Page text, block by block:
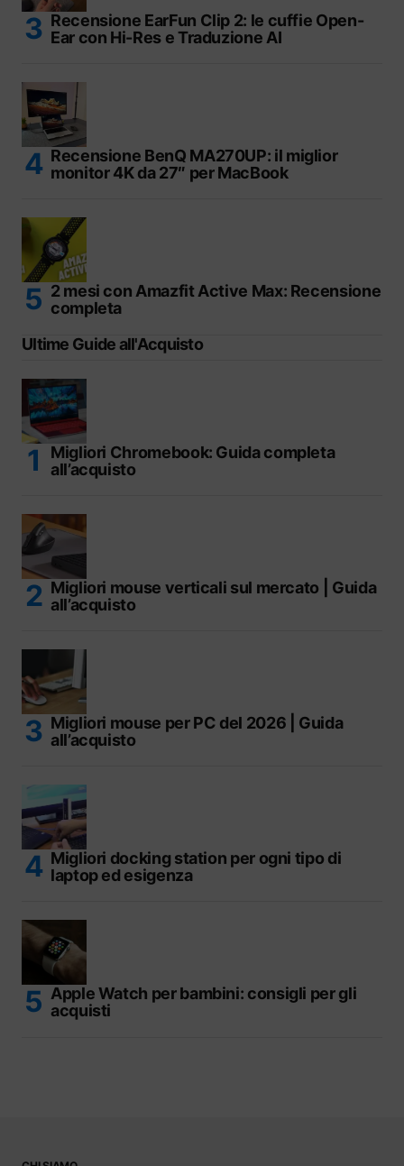
Recensione EarFun Clip 2: le cuffie Open-
Ear con Hi-Res e Traduzione AI
Recensione BenQ MA270UP: il miglior
monitor 4K da 27″ per MacBook
2 mesi con Amazfit Active Max: Recensione
completa
Ultime Guide all'Acquisto
Migliori Chromebook: Guida completa
all’acquisto
Migliori mouse verticali sul mercato | Guida
all’acquisto
Migliori mouse per PC del 2026 | Guida
all’acquisto
Migliori docking station per ogni tipo di
laptop ed esigenza
Apple Watch per bambini: consigli per gli
acquisti